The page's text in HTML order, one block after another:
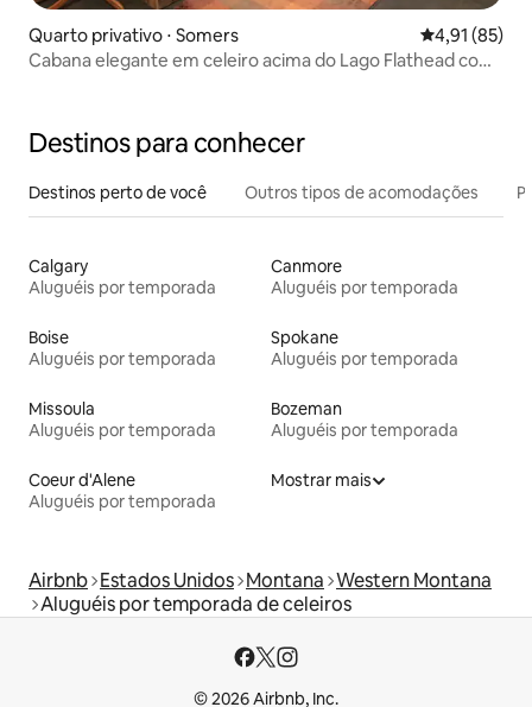
Quarto privativo ⋅ Somers 4,91 de uma
4,91 (85)
Cabana elegante em celeiro acima do Lago Flathead com
Destinos para conhecer
Destinos perto de você Outros tipos de acomodações
Calgary
Aluguéis por temporada
Canmore
Aluguéis por temporada
Boise
Aluguéis por temporada
Spokane
Aluguéis por temporada
Missoula
Aluguéis por temporada
Bozeman
Aluguéis por temporada
Coeur d'Alene
Aluguéis por temporada
Mostrar mais
Airbnb Estados Unidos Montana Western Montana
Aluguéis por temporada de celeiros
© 2026 Airbnb, Inc.